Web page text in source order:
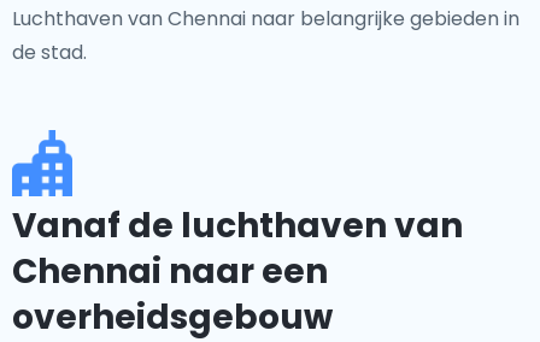
Luchthaven van Chennai naar belangrijke gebieden in
de stad.
Vanaf de luchthaven van
Chennai naar een
overheidsgebouw